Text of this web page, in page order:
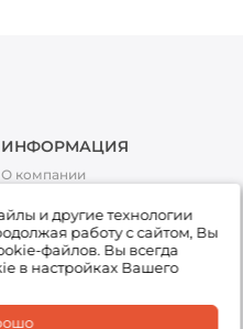
ИНФОРМАЦИЯ
О компании
Условия доставки и возврата
товара
Обработка персональных
данных
и другие технологии
работу с сайтом, Вы
файлов. Вы всегда
в настройках Вашего